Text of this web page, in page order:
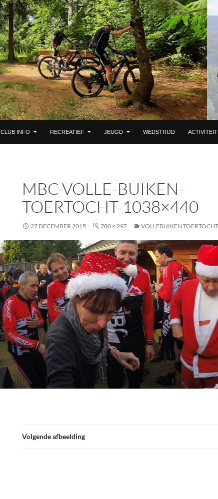
CLUB INFO RECREATIEF JEUGD WEDSTRIJD
MBC-VOLLE-BUIKEN-
TOERTOCHT-1038×440
27 DECEMBER 2015 700 × 297 VOLLEBUIKEN TOERTOCHT
Volgende afbeelding